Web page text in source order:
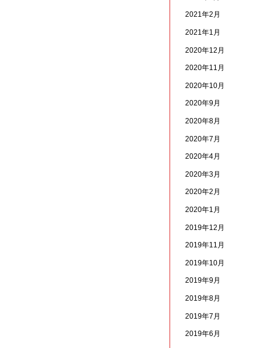
2021年2月
2021年1月
2020年12月
2020年11月
2020年10月
2020年9月
2020年8月
2020年7月
2020年4月
2020年3月
2020年2月
2020年1月
2019年12月
2019年11月
2019年10月
2019年9月
2019年8月
2019年7月
2019年6月